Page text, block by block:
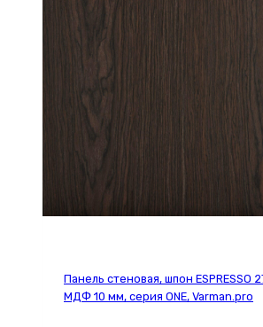
Панель стеновая, шпон ESPRESSO
МДФ 10 мм, серия ONE, Varman.pro